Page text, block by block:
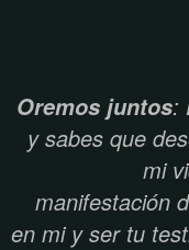
Oremos juntos:
y sabes que
mi
manifestación
en mi y ser tu